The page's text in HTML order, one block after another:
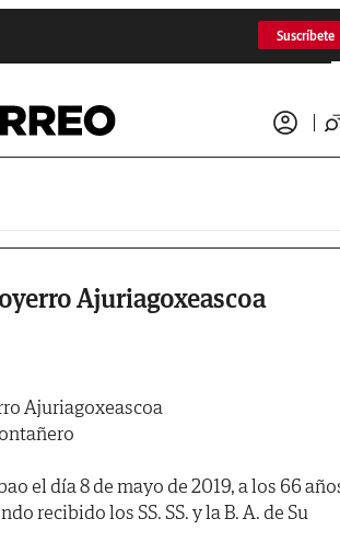
Suscríbete
Ajuriagoxeascoa
Ajuriagoxeascoa
el día 8 de mayo de 2019, a los 66
recibido los SS. SS. y la B. A. de Su